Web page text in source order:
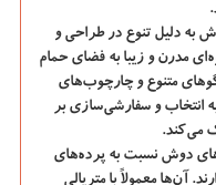
به دلیل تنوع در طراحی و
مدرن و زیبا به فضای حمام
متنوع و چارچوب‌های
انتخاب و سفارشی‌سازی بر
می‌کند.
دوش نسبت به پرده‌های
معمولاً با متریالی